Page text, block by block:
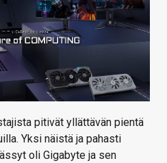
pitivät yllättävän pientä
Yksi näistä ja pahasti
oli Gigabyte ja sen